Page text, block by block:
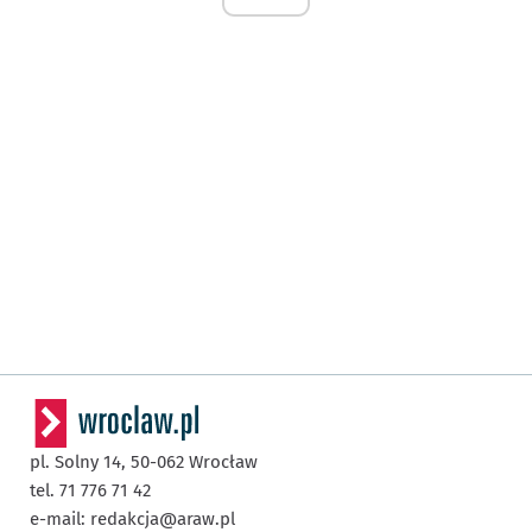
pl. Solny 14, 50-062 Wrocław
tel. 71 776 71 42
e-mail: redakcja@araw.pl